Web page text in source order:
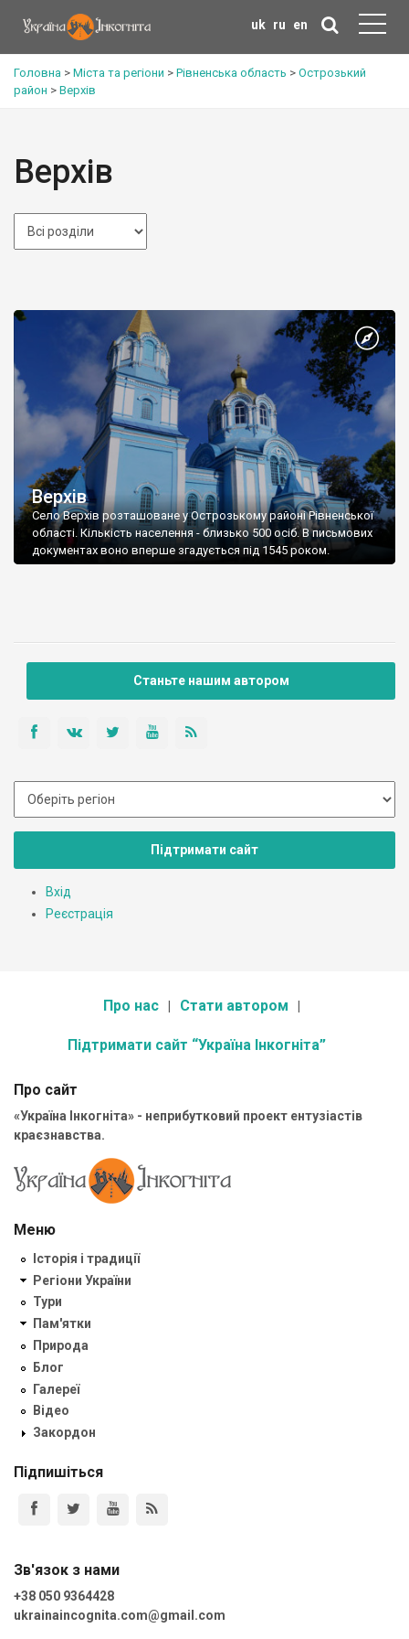
uk ru en
Головна > Міста та регіони > Рівненська область > Острозький
район > Верхів
Верхів
Верхів
Село Верхів розташоване у Острозькому районі Рівненської
області. Кількість населення - близько 500 осіб. В письмових
документах воно вперше згадується під 1545 роком.
Станьте нашим автором
Підтримати сайт
Вхід
Реєстрація
Про нас Стати автором
Підтримати сайт “Україна Інкогніта”
Про сайт
«Україна Інкогніта» - неприбутковий проект ентузіастів
краєзнавства.
Меню
Історія і традиції
Регіони України
Тури
Пам'ятки
Природа
Блог
Галереї
Відео
Закордон
Підпишіться
Зв'язок з нами
+38 050 9364428
ukrainaincognita.com@gmail.com